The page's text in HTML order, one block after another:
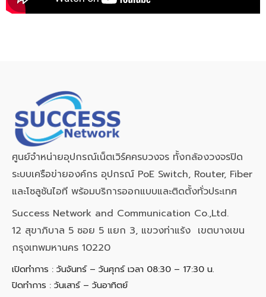
ศูนย์จำหน่ายอุปกรณ์เน็ตเวิร์คครบวงจร ทั้งกล้องวงจรปิด
ระบบเครือข่ายองค์กร อุปกรณ์ PoE Switch, Router, Fiber
และโซลูชันไอที พร้อมบริการออกแบบและติดตั้งทั่วประเทศ
Success Network and Communication Co.,Ltd.
12 สุขาภิบาล 5 ซอย 5 แยก 3, แขวงท่าแร้ง เขตบางเขน
กรุงเทพมหานคร 10220
เปิดทำการ : วันจันทร์ – วันศุกร์ เวลา 08:30 – 17:30 น.
ปิดทำการ : วันเสาร์ – วันอาทิตย์